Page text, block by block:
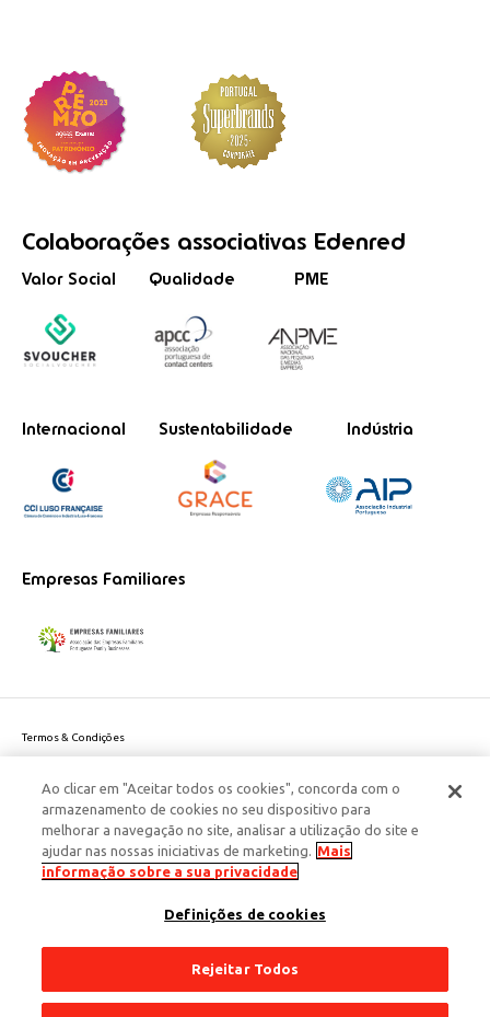
Colaborações associativas Edenred
Valor Social Qualidade PME
Internacional Sustentabilidade Indústria
Empresas Familiares
Termos & Condições
Politica de Cookies
Política de Privacidade Dados Pessoais
Responsabilidade Social Corporativa
Este site é protegido pelo reCAPTCHA e aplicam-se a
da Google.
Ao clicar em "Aceitar todos os cookies", concorda com o
armazenamento de cookies no seu dispositivo para
melhorar a navegação no site, analisar a utilização do site e
ajudar nas nossas iniciativas de marketing. Mais
informação sobre a sua privacidade
Definições de cookies
Rejeitar Todos